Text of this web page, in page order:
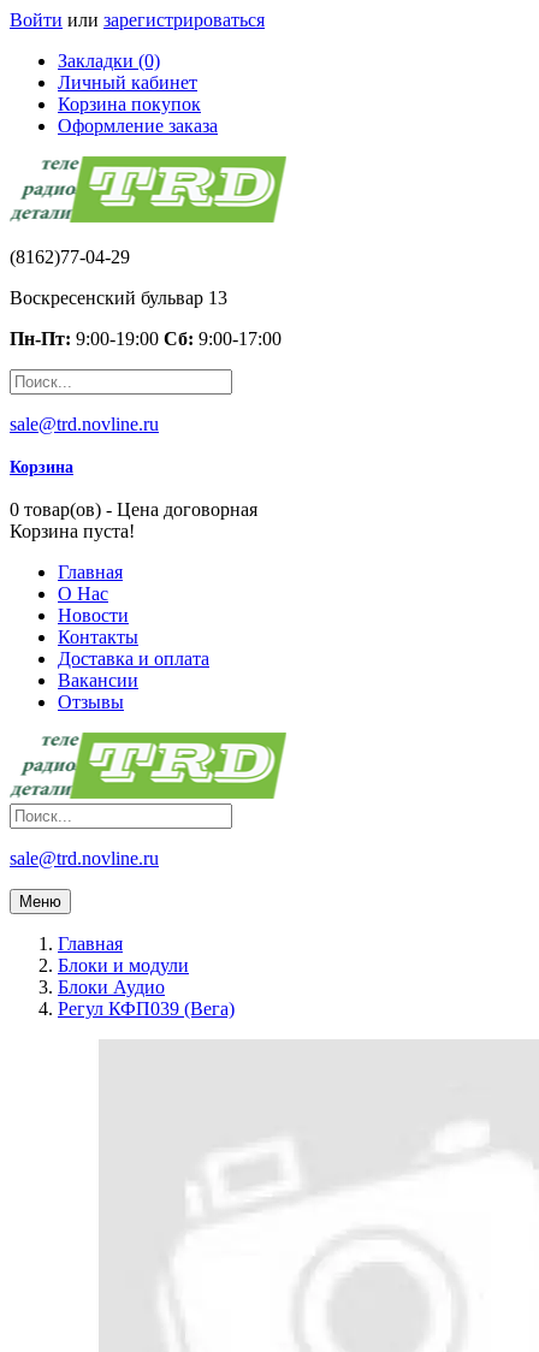
Войти или зарегистрироваться
Закладки (0)
Личный кабинет
Корзина покупок
Оформление заказа
(8162)77-04-29
Воскресенский бульвар 13
Пн-Пт: 9:00-19:00 Сб: 9:00-17:00
sale@trd.novline.ru
Корзина
0 товар(ов) - Цена договорная
Корзина пуста!
Главная
О Нас
Новости
Контакты
Доставка и оплата
Вакансии
Отзывы
sale@trd.novline.ru
Меню
Главная
Блоки и модули
Блоки Аудио
Регул КФП039 (Вега)